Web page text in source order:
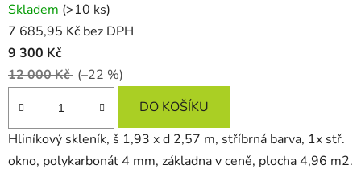
Skladem (>10 ks)
7 685,95 Kč bez DPH
9 300 Kč
12 000 Kč (–22 %)
DO KOŠÍKU
Hliníkový skleník, š 1,93 x d 2,57 m, stříbrná barva, 1x stř.
okno, polykarbonát 4 mm, základna v ceně, plocha 4,96 m2.